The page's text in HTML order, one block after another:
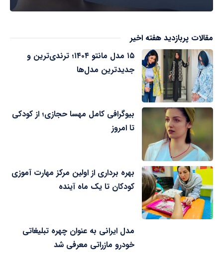
مقالات پربازدید هفته اخیر
۱۵ مدل مانتو ۱۴۰۴؛ ترندی‌ترین و
جدیدترین مدل‌ها
بیوگرافی کامل مهسا حجازی؛ از کودکی
تا امروز
بهره برداری از اولین مرکز مهارت آموزی
کودکان تا یک ماه آینده
مدل ایرانی به عنوان چهره تبلیغاتی
خودرو مازراتی معرفی شد